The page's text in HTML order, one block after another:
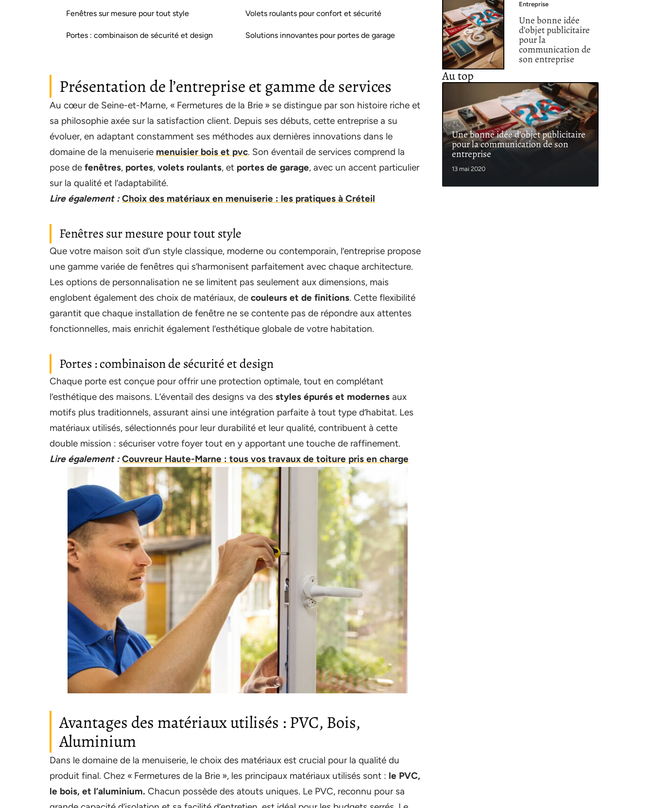
Fenêtres sur mesure pour tout style
Portes : combinaison de sécurité et design
Volets roulants pour confort et sécurité
Solutions innovantes pour portes de garage
Présentation de l’entreprise et gamme de services
Au cœur de Seine-et-Marne, « Fermetures de la Brie » se distingue par son histoire riche et
sa philosophie axée sur la satisfaction client. Depuis ses débuts, cette entreprise a su
évoluer, en adaptant constamment ses méthodes aux dernières innovations dans le
domaine de la menuiserie menuisier bois et pvc. Son éventail de services comprend la
pose de fenêtres, portes, volets roulants, et portes de garage, avec un accent particulier
sur la qualité et l’adaptabilité.
Lire également : Choix des matériaux en menuiserie : les pratiques à Créteil
Fenêtres sur mesure pour tout style
Que votre maison soit d’un style classique, moderne ou contemporain, l’entreprise propose
une gamme variée de fenêtres qui s’harmonisent parfaitement avec chaque architecture.
Les options de personnalisation ne se limitent pas seulement aux dimensions, mais
englobent également des choix de matériaux, de couleurs et de finitions. Cette flexibilité
garantit que chaque installation de fenêtre ne se contente pas de répondre aux attentes
fonctionnelles, mais enrichit également l’esthétique globale de votre habitation.
Portes : combinaison de sécurité et design
Chaque porte est conçue pour offrir une protection optimale, tout en complétant
l’esthétique des maisons. L’éventail des designs va des styles épurés et modernes aux
motifs plus traditionnels, assurant ainsi une intégration parfaite à tout type d’habitat. Les
matériaux utilisés, sélectionnés pour leur durabilité et leur qualité, contribuent à cette
double mission : sécuriser votre foyer tout en y apportant une touche de raffinement.
Lire également : Couvreur Haute-Marne : tous vos travaux de toiture pris en charge
Avantages des matériaux utilisés : PVC, Bois,
Aluminium
Dans le domaine de la menuiserie, le choix des matériaux est crucial pour la qualité du
produit final. Chez « Fermetures de la Brie », les principaux matériaux utilisés sont : le PVC,
le bois, et l’aluminium. Chacun possède des atouts uniques. Le PVC, reconnu pour sa
Entreprise
Une bonne idée
d’objet publicitaire
pour la
communication de
son entreprise
Au top
Une bonne idée d’objet publicitaire
pour la communication de son
entreprise
13 mai 2020